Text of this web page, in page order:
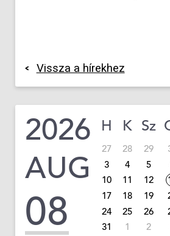
Vissza a hírekhez
2026
AUG
08
H K Sz
27 28 29
3
4 5
10
11 12
17
18 19
24
25 26
31
1 2